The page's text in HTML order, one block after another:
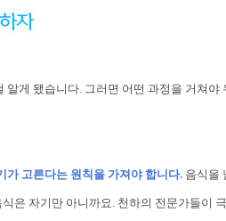
게 됐습니다. 그러면 어떤 과정을 거쳐야
가 고른다는 원칙을 가져야 합니다. 음식을
은 자기만 아니까요. 천하의 전문가들이